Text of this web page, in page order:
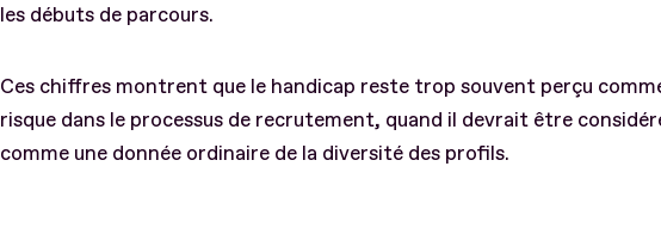
les débuts de parcours.
Ces chiffres montrent que le handicap reste trop souvent perçu
risque dans le processus de recrutement, quand il devrait être
comme une donnée ordinaire de la diversité des profils.